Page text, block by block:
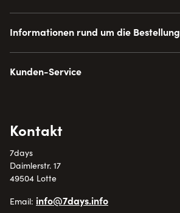
Informationen rund um die Bestellung
Kunden-Service
Kontakt
7days
Daimlerstr. 17
49504 Lotte
Email: info@7days.info